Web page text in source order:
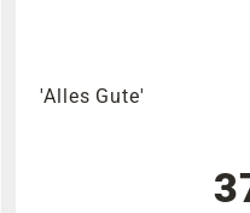
'Alles Gute'